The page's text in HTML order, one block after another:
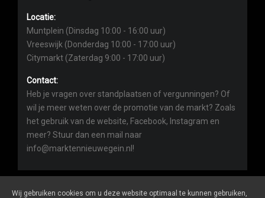
Locatie:
Muntplein (Dinsdag 10:00 - 16:00 uur)
Vreeswijk (Donderdag 10:00 - 17:00 uur)
Citymarkt (Zaterdag 9:00 - 17:00 uur)
Contact:
Heb je vragen over standplaatsen of vergunningen? Of
wil je meer weten over de promotie van de markt? Zoals
het gebruik van de website, Facebook, Instagram en
meer? Stuur dan een mail naar
info@marktennieuwegein.nl!
Wij gebruiken cookies om u deze website optimaal te kunnen gebruiken,